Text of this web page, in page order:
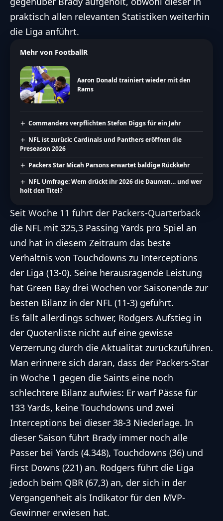
praktisch allen relevanten Statistiken weiterhin
die Liga anführt.
Mehr von FootballR
Aaron Donald trainiert wieder mit den
Rams
Commanders verpflichten Stefon Diggs für ein Jahr
NFL ist zurück: Cardinals und Panthers eröffnen die
Preseason 2026
Packers Star Micah Parsons erwartet baldige Rückkehr
NFL Umfrage: Wem drückt ihr 2026 die Daumen… und wer
holt den Titel?
Seit Woche 11 führt der Packers-Quarterback
die NFL mit 325,3 Passing Yards pro Spiel an
und hat in diesem Zeitraum das beste
Verhältnis von Touchdowns zu Interceptions
der Liga (13-0). Seine herausragende Leistung
hat Green Bay drei Wochen vor Saisonende zur
besten Bilanz in der NFL (11-3) geführt.
Es fällt allerdings schwer, Rodgers Aufstieg in
der Quotenliste nicht auf eine gewisse
Verzerrung durch die Aktualität zurückzuführen.
Man erinnere sich daran, dass der Packers-Star
in Woche 1 gegen die Saints eine noch
schlechtere Bilanz aufwies: Er warf Pässe für
133 Yards, keine Touchdowns und zwei
Interceptions bei dieser 38-3 Niederlage. In
dieser Saison führt Brady immer noch alle
Passer bei Yards (4.348), Touchdowns (36) und
First Downs (221) an. Rodgers führt die Liga
jedoch beim QBR (67,3) an, der sich in der
Vergangenheit als Indikator für den MVP-
Gewinner erwiesen hat.